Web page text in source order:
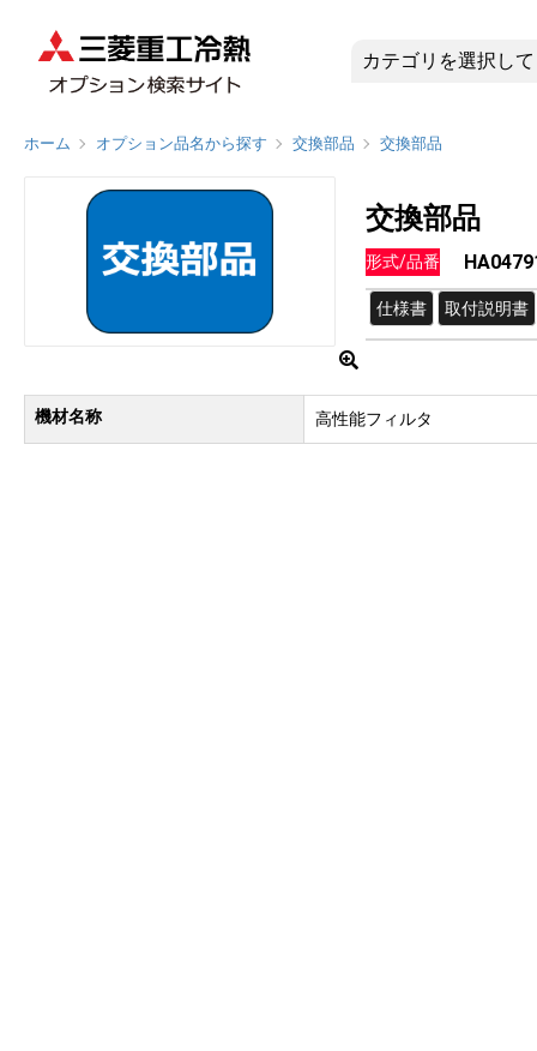
ホーム オプション品名から探す 交換部品 交換部品
交換部品
形式/品番
仕様書 取付説明書
機材名称 高性能フィルタ